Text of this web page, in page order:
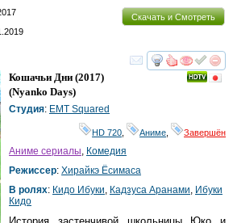
Скачать и Смотреть
смотреть
Кошачьи Дни (2017)
(Nyanko Days)
Студия: EMT Squared
HD 720, Аниме, Завершён
Аниме сериалы, Комедия
Режиссер: Хирайкэ Ёсимаса
В ролях: Кидо Ибуки, Кадзуса Аранами, Ибуки
Кидо